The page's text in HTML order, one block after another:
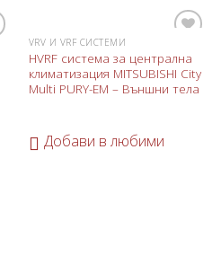
в
любими
VRV И VRF СИСТЕМИ
HVRF система за централна
климатизация MITSUBISHI City
Multi PURY-EM – Външни тела
Добави в любими